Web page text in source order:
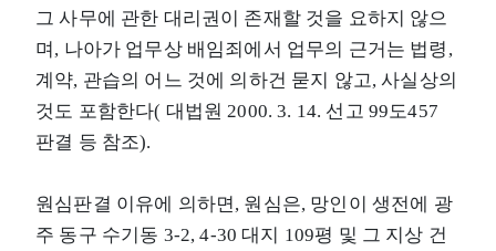
그 사무에 관한 대리권이 존재할 것을 요하지 않으
며, 나아가 업무상 배임죄에서 업무의 근거는 법령,
계약, 관습의 어느 것에 의하건 묻지 않고, 사실상의
것도 포함한다( 대법원 2000. 3. 14. 선고 99도457
판결 등 참조).
원심판결 이유에 의하면, 원심은, 망인이 생전에 광
주 동구 수기동 3-2, 4-30 대지 109평 및 그 지상 건